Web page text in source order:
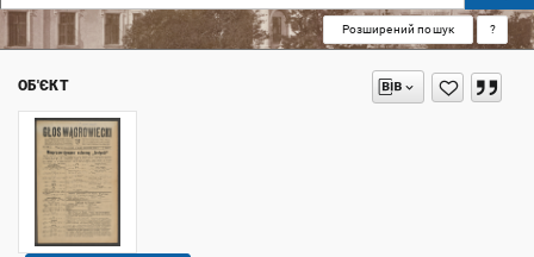
Розширений пошук ?
ОБ'ЄКТ